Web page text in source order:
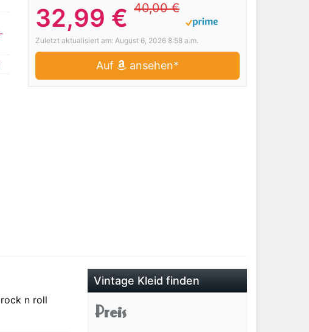
32,99 € 40,00 €
Zuletzt aktualisiert am: August 6, 2026 8:58 a.m.
Auf ansehen*
n roll
Vintage Kleid finden
Preis